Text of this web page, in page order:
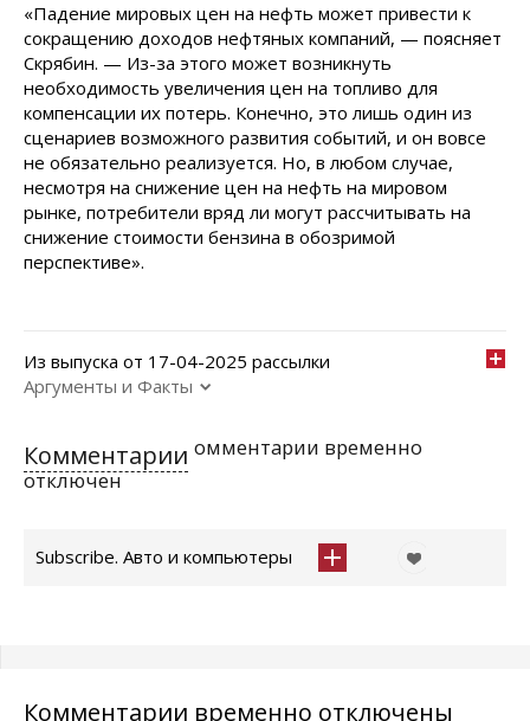
«Падение мировых цен на нефть может привести к
сокращению доходов нефтяных компаний, — поясняет
Скрябин. — Из-за этого может возникнуть
необходимость увеличения цен на топливо для
компенсации их потерь. Конечно, это лишь один из
сценариев возможного развития событий, и он вовсе
не обязательно реализуется. Но, в любом случае,
несмотря на снижение цен на нефть на мировом
рынке, потребители вряд ли могут рассчитывать на
снижение стоимости бензина в обозримой
перспективе».
Из выпуска от 17-04-2025 рассылки
Аргументы и Факты
Комментарии омментарии временно
отключен
Subscribe. Авто и компьютеры
Комментарии временно отключены